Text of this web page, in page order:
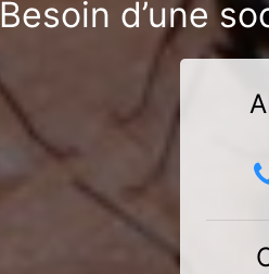
Besoin d’une